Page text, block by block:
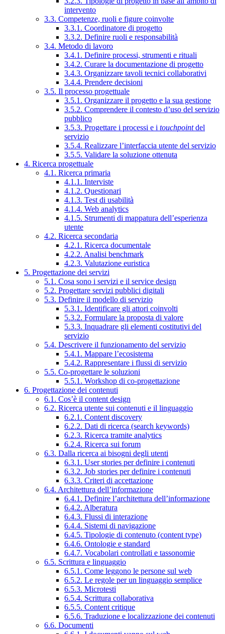
intervento
3.3. Competenze, ruoli e figure coinvolte
3.3.1. Coordinatore di progetto
3.3.2. Definire ruoli e responsabilità
3.4. Metodo di lavoro
3.4.1. Definire processi, strumenti e rituali
3.4.2. Curare la documentazione di progetto
3.4.3. Organizzare tavoli tecnici collaborativi
3.4.4. Prendere decisioni
3.5. Il processo progettuale
3.5.1. Organizzare il progetto e la sua gestione
3.5.2. Comprendere il contesto d’uso del servizio
pubblico
3.5.3. Progettare i processi e i touchpointdel
servizio
3.5.4. Realizzare l’interfaccia utente del servizio
3.5.5. Validare la soluzione ottenuta
4. Ricerca progettuale
4.1. Ricerca primaria
4.1.1. Interviste
4.1.2. Questionari
4.1.3. Test di usabilità
4.1.4. Web analytics
4.1.5. Strumenti di mappatura dell’esperienza
utente
4.2. Ricerca secondaria
4.2.1. Ricerca documentale
4.2.2. Analisi benchmark
4.2.3. Valutazione euristica
5. Progettazione dei servizi
5.1. Cosa sono i servizi e il service design
5.2. Progettare servizi pubblici digitali
5.3. Definire il modello di servizio
5.3.1. Identificare gli attori coinvolti
5.3.2. Formulare la proposta di valore
5.3.3. Inquadrare gli elementi costitutivi del
servizio
5.4. Descrivere il funzionamento del servizio
5.4.1. Mappare l’ecosistema
5.4.2. Rappresentare i flussi di servizio
5.5. Co-progettare le soluzioni
5.5.1. Workshop di co-progettazione
6. Progettazione dei contenuti
6.1. Cos’è il content design
6.2. Ricerca utente sui contenuti e il linguaggio
6.2.1. Content discovery
6.2.2. Dati di ricerca (search keywords)
6.2.3. Ricerca tramite analytics
6.2.4. Ricerca sui forum
6.3. Dalla ricerca ai bisogni degli utenti
6.3.1. User stories per definire i contenuti
6.3.2. Job stories per definire i contenuti
6.3.3. Criteri di accettazione
6.4. Architettura dell’informazione
6.4.1. Definire l’architettura dell’informazione
6.4.2. Alberatura
6.4.3. Flussi di interazione
6.4.4. Sistemi di navigazione
6.4.5. Tipologie di contenuto (content type)
6.4.6. Ontologie e standard
6.4.7. Vocabolari controllati e tassonomie
6.5. Scrittura e linguaggio
6.5.1. Come leggono le persone sul web
6.5.2. Le regole per un linguaggio semplice
6.5.3. Microtesti
6.5.4. Scrittura collaborativa
6.5.5. Content critique
6.5.6. Traduzione e localizzazione dei contenuti
6.6. Documenti